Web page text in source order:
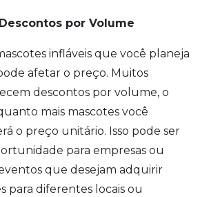
por Volume
infláveis que você planeja
afetar o preço. Muitos
descontos por volume, o
mais mascotes você
o preço unitário. Isso pode ser
para empresas ou
que desejam adquirir
para diferentes locais ou